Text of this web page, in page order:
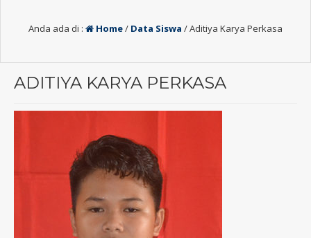
Anda ada di : Home/ Data Siswa /Aditiya Karya Perkasa
ADITIYA KARYA PERKASA